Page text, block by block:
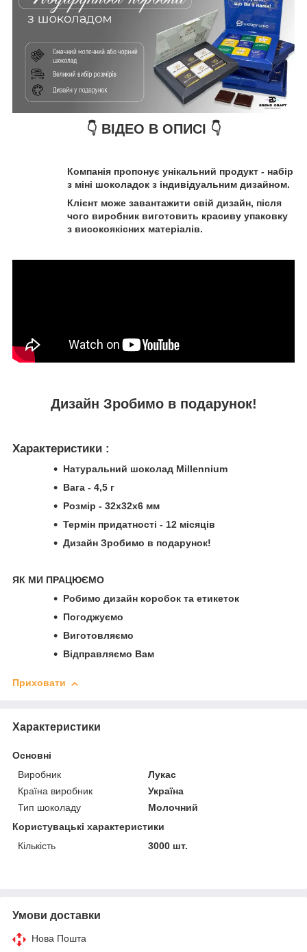
👇 ВІДЕО В ОПИСІ 👇
Компанія пропонує унікальний продукт - набір
з міні шоколадок з індивідуальним дизайном.
Клієнт може завантажити свій дизайн, після
чого виробник виготовить красиву упаковку
з високоякісних матеріалів.
Дизайн Зробимо в подарунок!
Характеристики :
Натуральний шоколад Millennium
Вага - 4,5 г
Розмір - 32х32х6 мм
Термін придатності - 12 місяців
Дизайн Зробимо в подарунок!
ЯК МИ ПРАЦЮЄМО
Робимо дизайн коробок та етикеток
Погоджуємо
Виготовляємо
Відправляємо Вам
Приховати
Характеристики
Основні
Виробник
Лукас
Країна виробник
Україна
Тип шоколаду
Молочний
Користувацькі характеристики
Кількість
3000 шт.
Умови доставки
Нова Пошта